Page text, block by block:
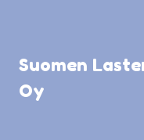
Suomen
Oy